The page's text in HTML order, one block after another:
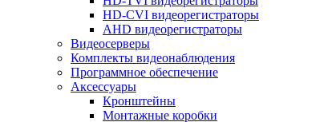
HD-CVI видеорегистраторы
AHD видеорегистраторы
Видеосерверы
Комплекты видеонаблюдения
Программное обеспечение
Аксессуары
Кронштейны
Монтажные коробки